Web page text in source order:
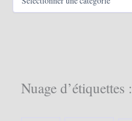
Nuage d’étiquettes :